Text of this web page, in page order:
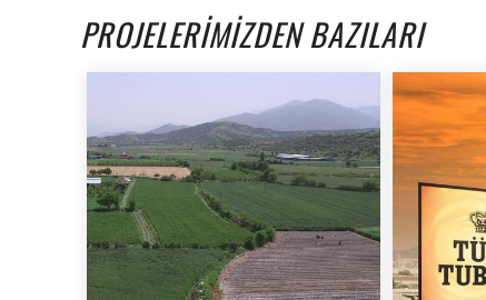
PROJELERİMİZDEN BAZILARI